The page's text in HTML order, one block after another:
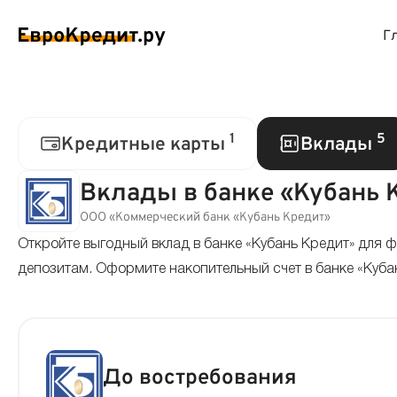
без отказа
с плохой КИ
до зарплаты
Займы без проверок
Займы без процентов
Мгновенные займы
Лучшие займы
Круглосуточные займы
С
Виртуальные
Лучшие кредитные
Кредитные карты
Кредитные карты
Кредитные карты с
Кредитные карты 1 Вклады 5
Вклады в банке «Кубань
ООО «Коммерческий банк «Кубань Кредит»
Откройте выгодный вклад в банке «Кубань Кредит»
депозитам. Оформите накопительный счет в банке
До востребования